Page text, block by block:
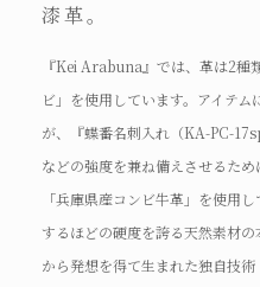
漆革。
『Kei Arabuna』では、革は2種
ビ」を使用しています。アイテ
が、『蝶番名刺入れ（KA-PC-
などの強度を兼ね備えさせるた
「兵庫県産コンビ牛革」を使用
するほどの硬度を誇る天然素材
から発想を得て生まれた独自技